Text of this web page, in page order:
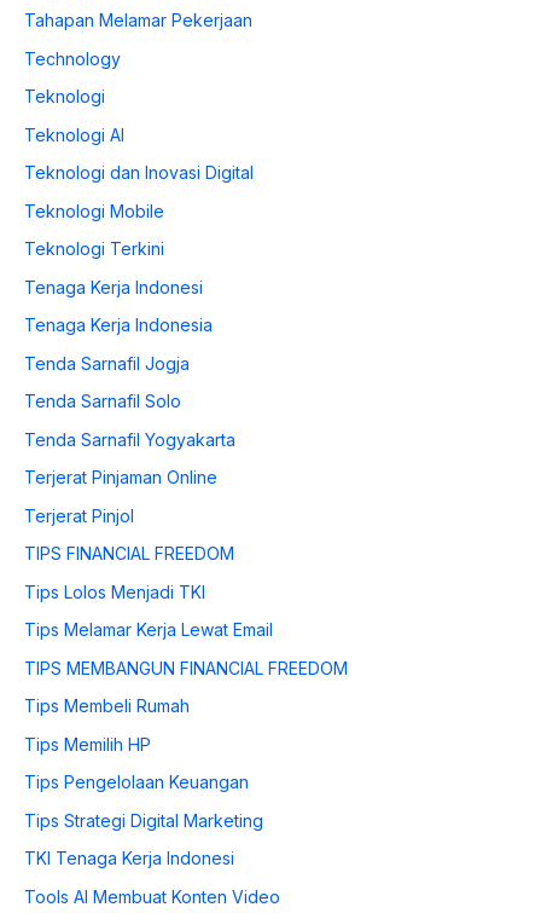
Tahapan Melamar Pekerjaan
Technology
Teknologi
Teknologi AI
Teknologi dan Inovasi Digital
Teknologi Mobile
Teknologi Terkini
Tenaga Kerja Indonesi
Tenaga Kerja Indonesia
Tenda Sarnafil Jogja
Tenda Sarnafil Solo
Tenda Sarnafil Yogyakarta
Terjerat Pinjaman Online
Terjerat Pinjol
TIPS FINANCIAL FREEDOM
Tips Lolos Menjadi TKI
Tips Melamar Kerja Lewat Email
TIPS MEMBANGUN FINANCIAL FREEDOM
Tips Membeli Rumah
Tips Memilih HP
Tips Pengelolaan Keuangan
Tips Strategi Digital Marketing
TKI Tenaga Kerja Indonesi
Tools AI Membuat Konten Video